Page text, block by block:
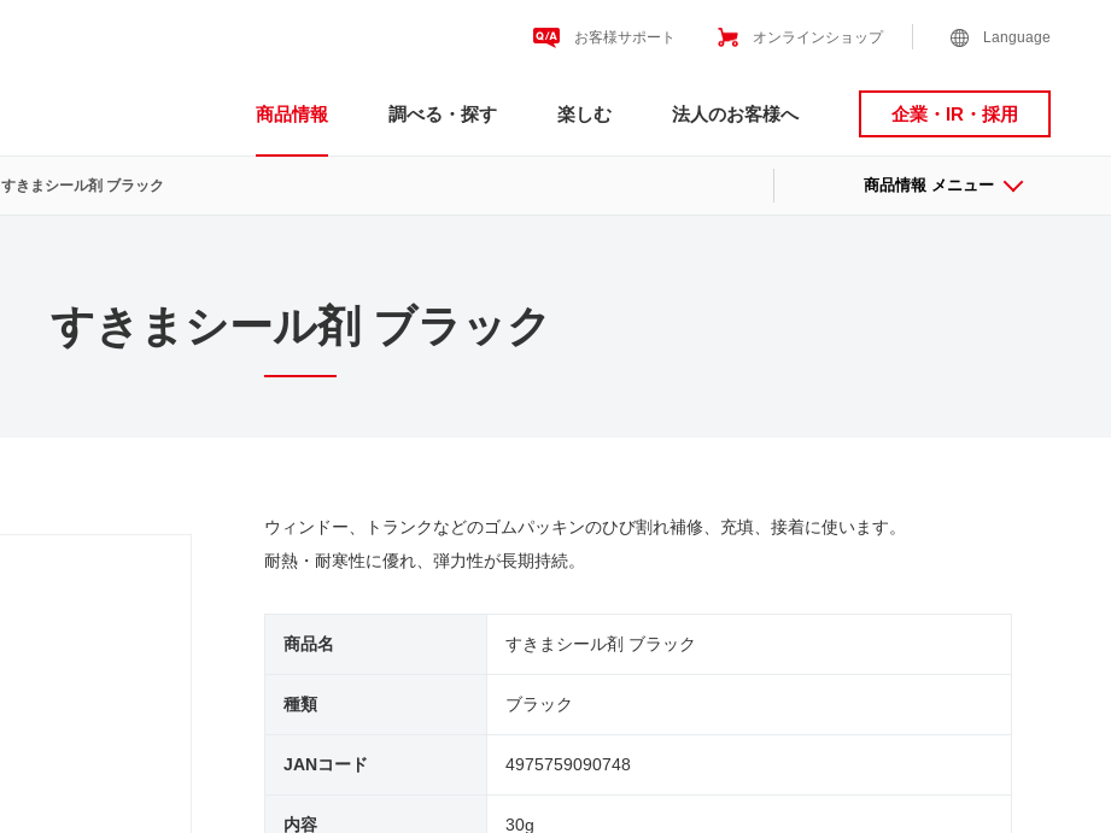
お客様サポート オンラインショップ Language
商品情報 調べる・探す 楽しむ 法人のお客様へ 企業・IR・採用
すきまシール剤 ブラック 商品情報 メニュー
すきまシール剤 ブラック
ウィンドー、トランクなどのゴムパッキンのひび割れ補修、充填、接着に使います。
耐熱・耐寒性に優れ、弾力性が長期持続。
商品名 すきまシール剤 ブラック
種類 ブラック
JANコード 4975759090748
内容 30g